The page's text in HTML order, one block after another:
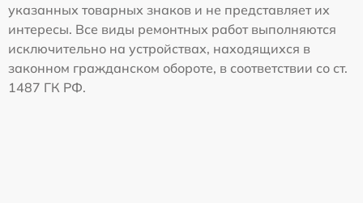
указанных товарных знаков и не представляет их
интересы. Все виды ремонтных работ выполняются
исключительно на устройствах, находящихся в
законном гражданском обороте, в соответствии со ст.
1487 ГК РФ.